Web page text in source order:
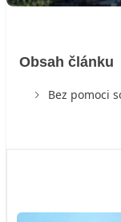
Obsah článku
Bez pomoci